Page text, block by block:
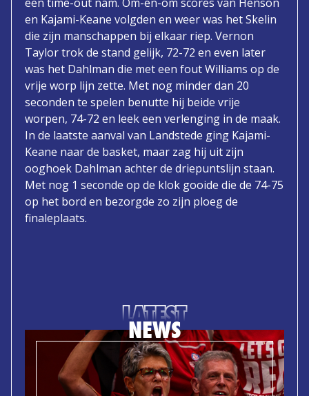
en Kajami-Keane volgden en weer was het Skelin
die zijn manschappen bij elkaar riep. Vernon
Taylor trok de stand gelijk, 72-72 en even later
was het Dahlman die met een fout Williams op de
vrije worp lijn zette. Met nog minder dan 20
seconden te spelen benutte hij beide vrije
worpen, 74-72 en leek een verlenging in de maak.
In de laatste aanval van Landstede ging Kajami-
Keane naar de basket, maar zag hij uit zijn
ooghoek Dahlman achter de driepuntslijn staan.
Met nog 1 seconde op de klok gooide die de 74-75
op het bord en bezorgde zo zijn ploeg de
finaleplaats.
LATEST
NEWS